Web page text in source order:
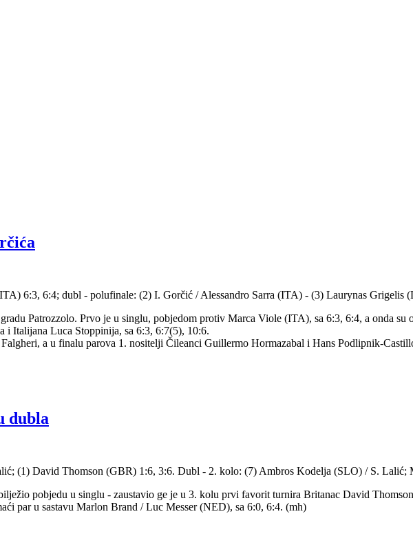
6:3, 6:4; dubl - polufinale: (2) I. Gorčić / Alessandro Sarra (ITA) - (3) Laurynas
Patrozzolo. Prvo je u singlu, pobjedom protiv Marca Viole (ITA), sa 6:3, 6:4, a onda
Italijana Luca Stoppinija, sa 6:3, 6:7(5), 10:6.
a u finalu parova 1. nositelji Čileanci Guillermo Hormazabal i Hans Podlipnik-
dubla
(1) David Thomson (GBR) 1:6, 3:6. Dubl - 2. kolo: (7) Ambros Kodelja (SLO) / S. Lalić;
pobjedu u singlu - zaustavio ge je u 3. kolu prvi favorit turnira Britanac David
par u sastavu Marlon Brand / Luc Messer (NED), sa 6:0, 6:4. (mh)